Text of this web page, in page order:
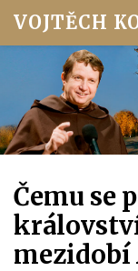
VOJTĚCH
Čemu se
království
mezidobí